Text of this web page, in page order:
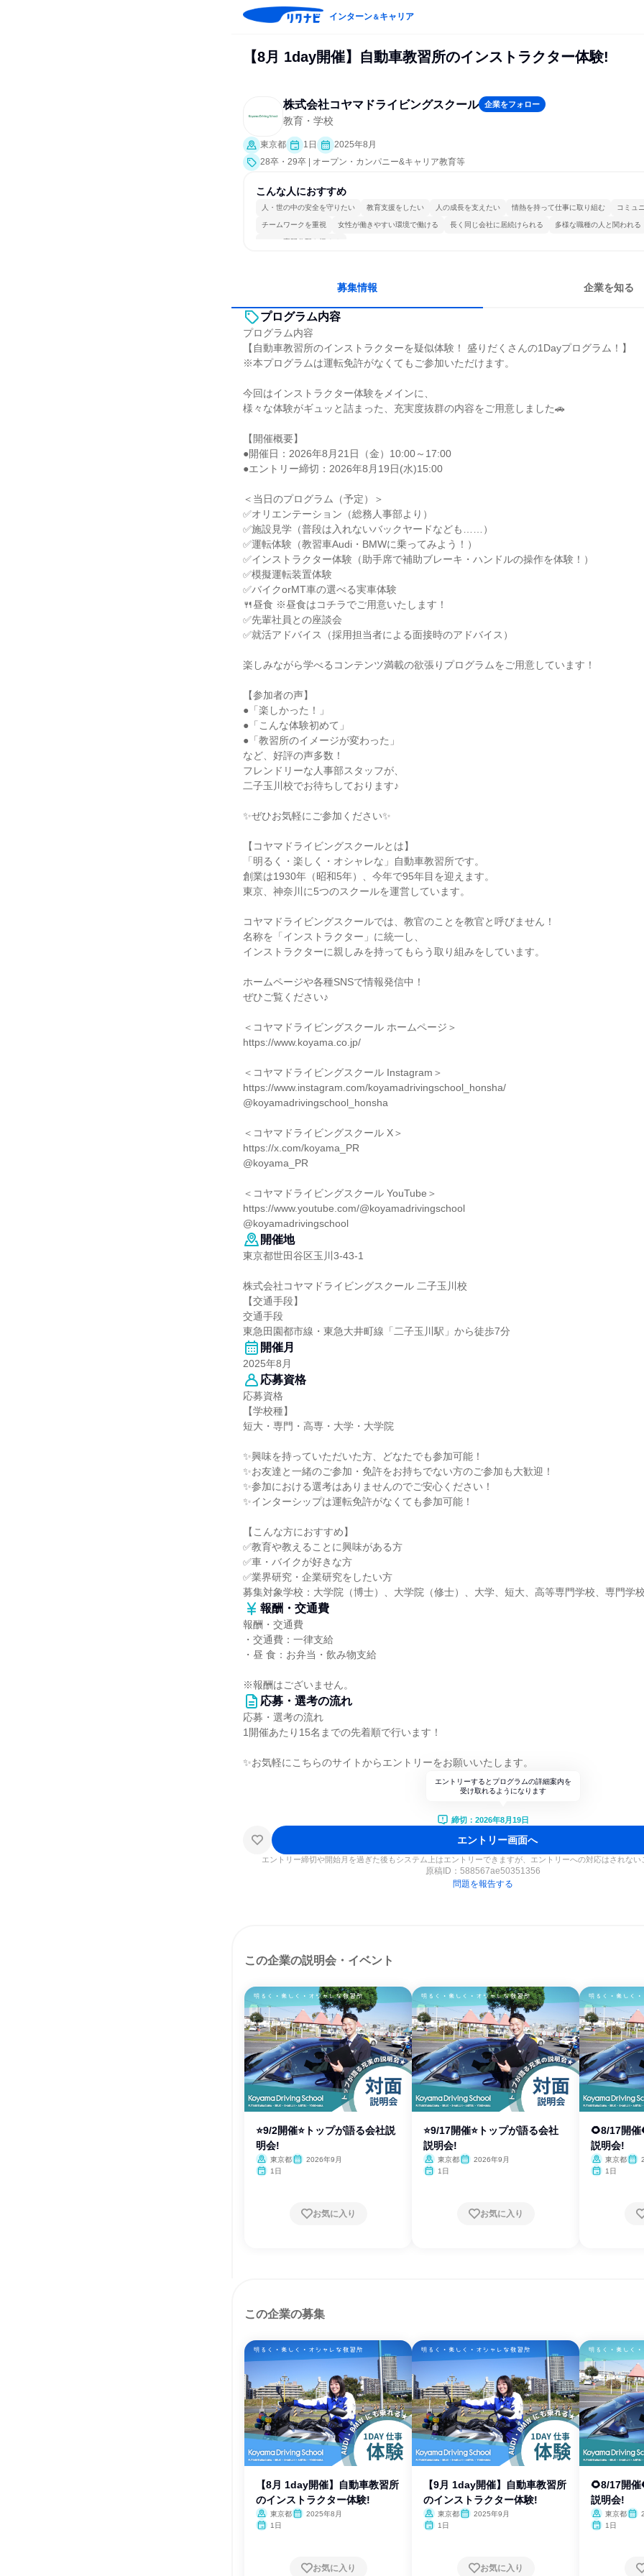
インターン＆キャリア
【8月 1day開催】自動車教習所のインストラクター体験!
株式会社コヤマドライビングスクール 企業をフォロー
教育・学校
東京都 1日
2025年8月
28卒・29卒 | オープン・カンパニー&キャリア教育等
こんな人におすすめ
人・世の中の安全を守りたい 教育支援をしたい 人の成長を支えたい 情熱を持って仕事に取り組む コミュ
チームワークを重視 女性が働きやすい環境で働ける 長く同じ会社に居続けられる 多様な職種の人と関われる
一つの専門分野を極める
募集情報 企業を知る
プログラム内容
プログラム内容
【自動車教習所のインストラクターを疑似体験！ 盛りだくさんの1Dayプログラム！】
※本プログラムは運転免許がなくてもご参加いただけます。
今回はインストラクター体験をメインに、
様々な体験がギュッと詰まった、充実度抜群の内容をご用意しました🚗
【開催概要】
●開催日：2026年8月21日（金）10:00～17:00
●エントリー締切：2026年8月19日(水)15:00
＜当日のプログラム（予定）＞
✅オリエンテーション（総務人事部より）
✅施設見学（普段は入れないバックヤードなども……）
✅運転体験（教習車Audi・BMWに乗ってみよう！）
✅インストラクター体験（助手席で補助ブレーキ・ハンドルの操作を体験！）
✅模擬運転装置体験
✅バイクorMT車の選べる実車体験
🍴昼食 ※昼食はコチラでご用意いたします！
✅先輩社員との座談会
✅就活アドバイス（採用担当者による面接時のアドバイス）
楽しみながら学べるコンテンツ満載の欲張りプログラムをご用意しています！
【参加者の声】
●「楽しかった！」
●「こんな体験初めて」
●「教習所のイメージが変わった」
など、好評の声多数！
フレンドリーな人事部スタッフが、
二子玉川校でお待ちしております♪
✨ぜひお気軽にご参加ください✨
【コヤマドライビングスクールとは】
「明るく・楽しく・オシャレな」自動車教習所です。
創業は1930年（昭和5年）、今年で95年目を迎えます。
東京、神奈川に5つのスクールを運営しています。
コヤマドライビングスクールでは、教官のことを教官と呼びません！
名称を「インストラクター」に統一し、
インストラクターに親しみを持ってもらう取り組みをしています。
ホームページや各種SNSで情報発信中！
ぜひご覧ください♪
＜コヤマドライビングスクール ホームページ＞
https://www.koyama.co.jp/
＜コヤマドライビングスクール Instagram＞
https://www.instagram.com/koyamadrivingschool_honsha/
@koyamadrivingschool_honsha
＜コヤマドライビングスクール X＞
https://x.com/koyama_PR
@koyama_PR
＜コヤマドライビングスクール YouTube＞
https://www.youtube.com/@koyamadrivingschool
@koyamadrivingschool
開催地
東京都世田谷区玉川3-43-1
株式会社コヤマドライビングスクール 二子玉川校
【交通手段】
交通手段
東急田園都市線・東急大井町線「二子玉川駅」から徒歩7分
開催月
2025年8月
応募資格
応募資格
【学校種】
短大・専門・高専・大学・大学院
✨興味を持っていただいた方、どなたでも参加可能！
✨お友達と一緒のご参加・免許をお持ちでない方のご参加も大歓迎！
✨参加における選考はありませんのでご安心ください！
✨インターシップは運転免許がなくても参加可能！
【こんな方におすすめ】
✅教育や教えることに興味がある方
✅車・バイクが好きな方
✅業界研究・企業研究をしたい方
募集対象学校：大学院（博士）、大学院（修士）、大学、短大、高等専門学校、専門学校
報酬・交通費
報酬・交通費
・交通費：一律支給
・昼 食：お弁当・飲み物支給
※報酬はございません。
応募・選考の流れ
応募・選考の流れ
1開催あたり15名までの先着順で行います！
✨お気軽にこちらのサイトからエントリーをお願いいたします。
エントリーするとプログラムの詳細案内を
受け取れるようになります
締切：2026年8月19日
エントリー画面へ
エントリー締切や開始月を過ぎた後もシステム上はエントリーできますが、エントリーへの対応はされない
原稿ID： 588567ae50351356
問題を報告する
この企業の説明会・イベント
⭐9/2開催⭐トップが語る会社説
明会!
東京都
2026年9月
1日
お気に入り
⭐9/17開催⭐トップが語る会社
説明会!
東京都
2026年9月
1日
お気に入り
🌻8/17開催
説明会!
東京都
1日
この企業の募集
【8月 1day開催】自動車教習所
のインストラクター体験!
東京都
2025年8月
1日
お気に入り
【9月 1day開催】自動車教習所
のインストラクター体験!
東京都
2025年9月
1日
お気に入り
🌻8/17開催
説明会!
東京都
1日